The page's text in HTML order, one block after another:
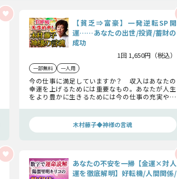
【貧乏⇒富豪】一発逆転SP開
運……あなたの出世/投資/蓄財の
成功
1回 1,650円（税込）
一部無料 一人用
今の仕事に満足していますか？ 収入はあなたの
幸運を上げるためには重要なもの。あなたが人生
をより豊かに生きるためには今の仕事の充実や、
が伝授します。 木村藤子◆神様の言魂
あなたの不安を一掃【金運×対人
運を徹底解明】好転機/人間関係/